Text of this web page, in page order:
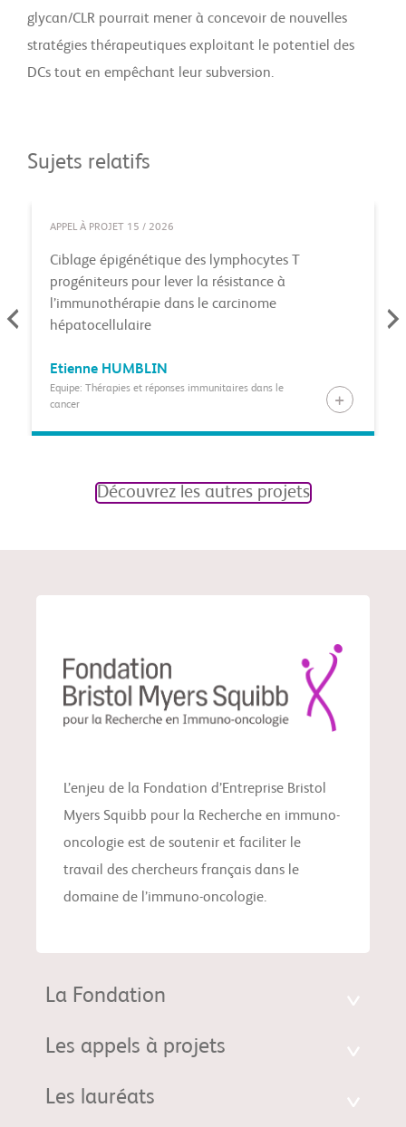
glycan/CLR pourrait mener à concevoir de nouvelles
stratégies thérapeutiques exploitant le potentiel des
DCs tout en empêchant leur subversion.
Sujets relatifs
APPEL À PROJET 15 / 2026
Ciblage épigénétique des lymphocytes T
progéniteurs pour lever la résistance à
l’immunothérapie dans le carcinome
hépatocellulaire
Etienne HUMBLIN
Equipe: Thérapies et réponses immunitaires dans le
cancer
Découvrez les autres projets
L’enjeu de la Fondation d’Entreprise Bristol
Myers Squibb pour la Recherche en immuno-
oncologie est de soutenir et faciliter le
travail des chercheurs français dans le
domaine de l’immuno-oncologie.
La Fondation
Les appels à projets
Les lauréats